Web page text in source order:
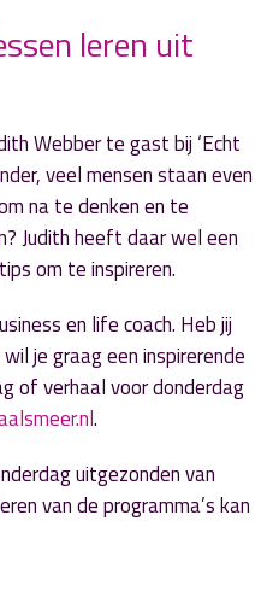
nieuws in 'RAP'
met 'Vreemde
leren uit
Webber te gast bij ‘Echt
veel mensen staan even
na te denken en te
Judith heeft daar wel een
om te inspireren.
en life coach. Heb jij
je graag een inspirerende
of verhaal voor donderdag
.
uitgezonden van
van de programma’s kan